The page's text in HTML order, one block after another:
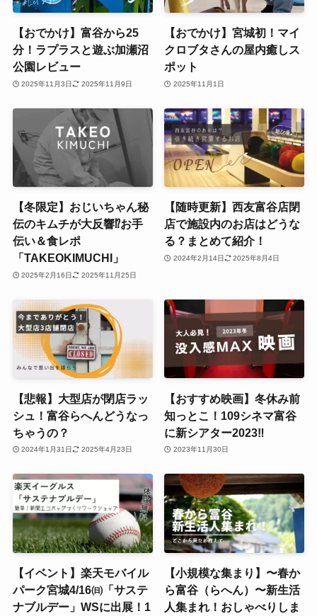
【おでかけ】富谷から25
分！ラプラスと遊ぶ加瀬沼
公園レビュー
2025年11月3日 2025年11月9日
【おでかけ】宮城初！マイ
クロブタさんの屋内癒しス
ポット
2025年11月1日
【冬限定】おじいちゃん秘
伝のキムチが大反響⁉お手
伝い＆食レポ
「TAKEOKIMUCHI」
2025年2月16日 2025年11月25日
【随時更新】西友富谷店閉
店で施設内のお店はどうな
る？まとめて紹介！
2024年2月14日 2025年8月4日
【悲報】大型店が閉店ラッ
シュ！富谷らへんどうなっ
ちゃうの？
2024年1月31日 2025年4月23日
【おすすめ映画】冬休み前
知っとこ！109シネマ富谷
に新シアター2023‼
2023年11月30日
【イベント】楽天モバイル
パーク宮城4/16㈰「サステ
ナブルデー」WSに出展！1
【小規模な集まり】〜春か
ら富谷（らへん）〜新生活
人集まれ！おしゃべりしま